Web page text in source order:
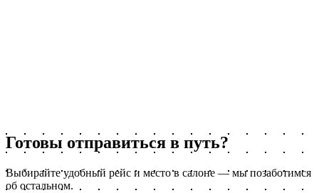
Читать
Готовы отправиться в путь?
Выбирайте удобный рейс и место в салоне — мы позаботимся
об остальном.